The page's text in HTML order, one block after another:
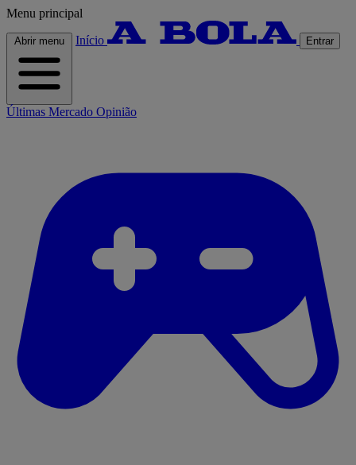
Menu principal
Abrir menu Início Entrar
Últimas Mercado Opinião